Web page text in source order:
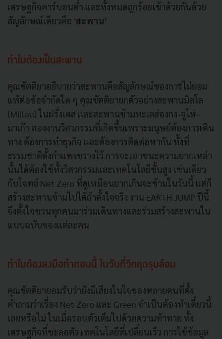
เศรษฐกิจคาร์บอนต่ำ และทั้งหมดถูกร้อยเข้าด้วยกันด้วย
สัญลักษณ์เดียวคือ 'สะพาน'
ทำไมต้องเป็นสะพาน
คุณขัตติยาอธิบายว่าสะพานคือสัญลักษณ์ของการไม่ยอม
แพ้ต่อข้อจำกัดใด ๆ คุณขัตติยายกตัวอย่างสะพานมิลโล
(Millau) ในฝรั่งเศส และสะพานข้ามทะเลฮ่องกง-จูไห่-
มาเก๊า สองงานวิศวกรรมที่เกิดขึ้นเพราะมนุษย์ต้องการเดิน
ทาง ต้องการทำธุรกิจ และต้องการติดต่อหากัน ทั้งที่
ธรรมชาติตั้งกำแพงขวางไว้ การจะเอาชนะความยากเหล่า
นั้นได้ต้องใช้ทั้งวิศวกรรมและเทคโนโลยีชั้นสูง เช่นเดียว
กับโจทย์ Net Zero ที่ดูเหมือนยากเกินจะข้ามในวันนี้ แต่ก็
สร้างสะพานข้ามไปได้ถ้าตั้งใจจริง งาน EARTH JUMP ปีนี้
จึงตั้งใจชวนทุกคนมาร่วมเดินทางและร่วมสร้างสะพานใน
แบบฉบับของแต่ละคน
ทำไมต้องลงมือทำตอนนี้ ในวันที่วิกฤตรุมล้อม
คุณขัตติยายอมรับว่ายังมีเสียงในใจของหลายคนที่ตั้ง
คำถามว่าเรื่อง Net Zero และ Green จำเป็นต้องทำเดี๋ยวนี้
เลยหรือไม่ ในเมื่อรอบตัวเต็มไปด้วยความท้าทาย ทั้ง
เศรษฐกิจที่ชะลอตัว เทคโนโลยีที่เปลี่ยนเร็ว การใช้ข้อมูล